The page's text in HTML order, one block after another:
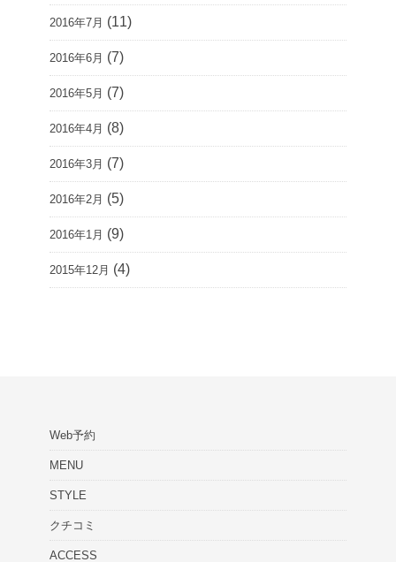
2016年7月 (11)
2016年6月 (7)
2016年5月 (7)
2016年4月 (8)
2016年3月 (7)
2016年2月 (5)
2016年1月 (9)
2015年12月 (4)
Web予約
MENU
STYLE
クチコミ
ACCESS